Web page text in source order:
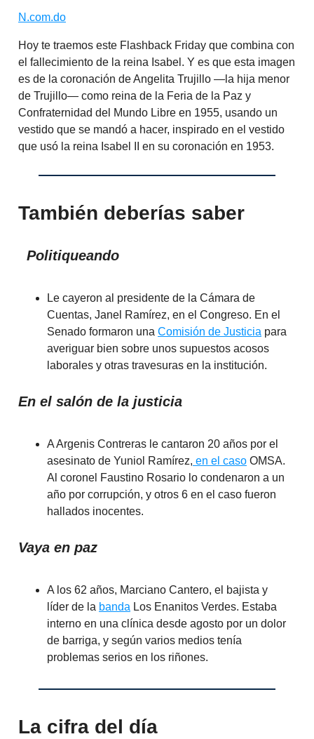
N.com.do
Hoy te traemos este Flashback Friday que combina con
el fallecimiento de la reina Isabel. Y es que esta imagen
es de la coronación de Angelita Trujillo —la hija menor
de Trujillo— como reina de la Feria de la Paz y
Confraternidad del Mundo Libre en 1955, usando un
vestido que se mandó a hacer, inspirado en el vestido
que usó la reina Isabel II en su coronación en 1953.
También deberías saber
Politiqueando
Le cayeron al presidente de la Cámara de
Cuentas, Janel Ramírez, en el Congreso. En el
Senado formaron una Comisión de Justicia para
averiguar bien sobre unos supuestos acosos
laborales y otras travesuras en la institución.
En el salón de la justicia
A Argenis Contreras le cantaron 20 años por el
asesinato de Yuniol Ramírez, en el caso OMSA.
Al coronel Faustino Rosario lo condenaron a un
año por corrupción, y otros 6 en el caso fueron
hallados inocentes.
Vaya en paz
A los 62 años, Marciano Cantero, el bajista y
líder de la banda Los Enanitos Verdes. Estaba
interno en una clínica desde agosto por un dolor
de barriga, y según varios medios tenía
problemas serios en los riñones.
La cifra del día